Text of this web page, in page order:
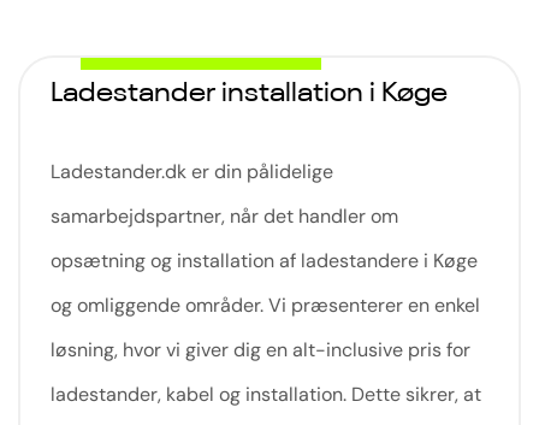
Ladestander installation i Køge
Ladestander.dk er din pålidelige
samarbejdspartner, når det handler om
opsætning og installation af ladestandere i Køge
og omliggende områder. Vi præsenterer en enkel
løsning, hvor vi giver dig en alt-inclusive pris for
ladestander, kabel og installation. Dette sikrer, at